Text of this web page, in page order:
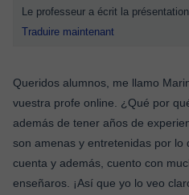
Le professeur a écrit la
Traduire maintenant
Queridos alumnos, me llamo
vuestra profe online. ¿Qué por
además de tener años de
son amenas y entretenidas por lo
cuenta y además, cuento con